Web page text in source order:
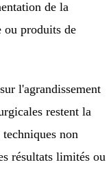
de la
ou produits de
l'agrandissement
restent la
non
résultats limités ou